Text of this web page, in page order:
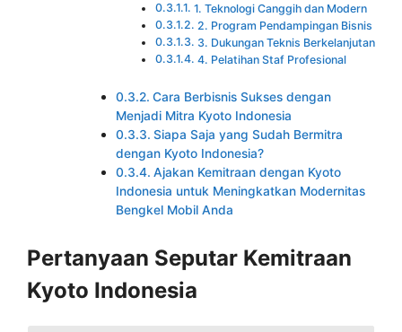
1. Teknologi Canggih dan Modern
2. Program Pendampingan Bisnis
3. Dukungan Teknis Berkelanjutan
4. Pelatihan Staf Profesional
Cara Berbisnis Sukses dengan
Menjadi Mitra Kyoto Indonesia
Siapa Saja yang Sudah Bermitra
dengan Kyoto Indonesia?
Ajakan Kemitraan dengan Kyoto
Indonesia untuk Meningkatkan Modernitas
Bengkel Mobil Anda
Pertanyaan Seputar Kemitraan
Kyoto Indonesia